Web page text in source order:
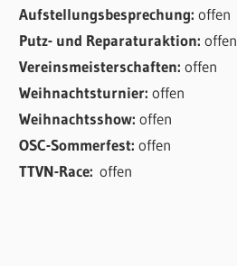
Aufstellungsbesprechung:offen
Putz- und Reparaturaktion:offen
Vereinsmeisterschaften:offen
Weihnachtsturnier:offen
Weihnachtsshow:offen
OSC-Sommerfest:offen
TTVN-Race:offen